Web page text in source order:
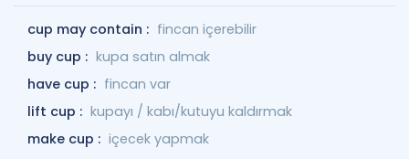
cup may contain : fincan içerebilir
buy cup : kupa satın almak
have cup : fincan var
lift cup : kupayı / kabı/kutuyu kaldırmak
make cup : içecek yapmak